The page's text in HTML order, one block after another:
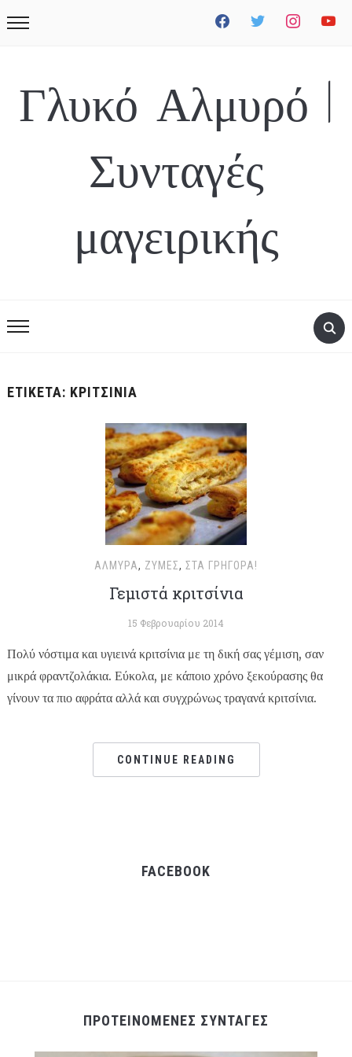
facebook twitter instagramyoutube
Γλυκό Αλμυρό |
Συνταγές
μαγειρικής
ΕΤΙΚΈΤΑ: ΚΡΙΤΣΊΝΙΑ
ΑΛΜΥΡΆ, ΖΎΜΕΣ, ΣΤΑ ΓΡΉΓΟΡΑ!
Γεμιστά κριτσίνια
15 Φεβρουαρίου 2014
Πολύ νόστιμα και υγιεινά κριτσίνια με τη δική σας γέμιση, σαν
μικρά φραντζολάκια. Εύκολα, με κάποιο χρόνο ξεκούρασης θα
γίνουν τα πιο αφράτα αλλά και συγχρώνως τραγανά κριτσίνια.
CONTINUE READING
FACEBOOK
ΠΡΟΤΕΙΝΟΜΕΝΕΣ ΣΥΝΤΑΓΕΣ